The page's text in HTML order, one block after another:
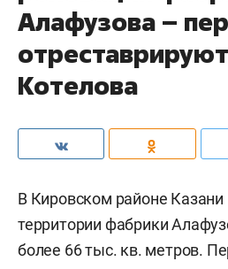
Алафузова –
Котелова
В Кировском районе Казани
территории фабрики
более 66 тыс. кв. метров.